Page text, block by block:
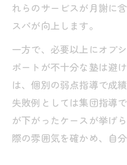
れらのサービスが月謝に
スパが向上します。
一方で、必要以上にオプ
ポートが不十分な塾は避
は、個別の弱点指導で成
失敗例としては集団指導
が下がったケースが挙げ
際の雰囲気を確かめ、自